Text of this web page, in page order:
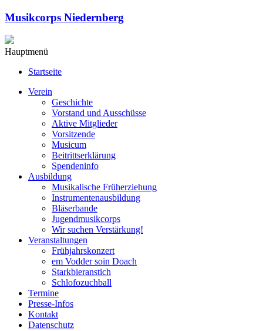
Musikcorps Niedernberg
Hauptmenü
Startseite
Verein
Geschichte
Vorstand und Ausschüsse
Aktive Mitglieder
Vorsitzende
Musicum
Beitrittserklärung
Spendeninfo
Ausbildung
Musikalische Früherziehung
Instrumentenausbildung
Bläserbande
Jugendmusikcorps
Wir suchen Verstärkung!
Veranstaltungen
Frühjahrskonzert
em Vodder soin Doach
Starkbieranstich
Schlofozuchball
Termine
Presse-Infos
Kontakt
Datenschutz